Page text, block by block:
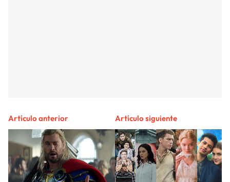
Artículo anterior Artículo siguiente